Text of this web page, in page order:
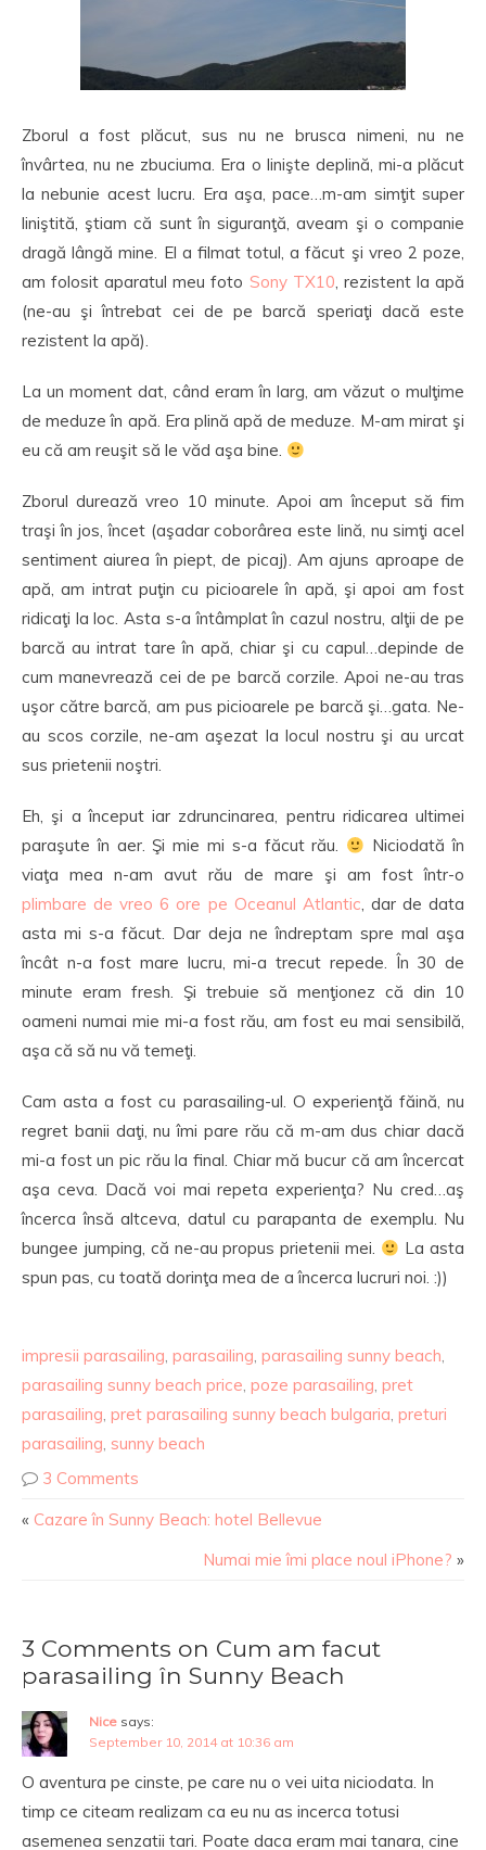
Zborul a fost plăcut, sus nu ne brusca nimeni, nu ne
învârtea, nu ne zbuciuma. Era o linişte deplină, mi-a plăcut
la nebunie acest lucru. Era aşa, pace…m-am simţit super
liniştită, ştiam că sunt în siguranţă, aveam şi o companie
dragă lângă mine. El a filmat totul, a făcut şi vreo 2 poze,
am folosit aparatul meu foto Sony TX10, rezistent la apă
(ne-au şi întrebat cei de pe barcă speriaţi dacă este
rezistent la apă).
La un moment dat, când eram în larg, am văzut o mulţime
de meduze în apă. Era plină apă de meduze. M-am mirat şi
eu că am reuşit să le văd aşa bine.
Zborul durează vreo 10 minute. Apoi am început să fim
traşi în jos, încet (aşadar coborârea este lină, nu simţi acel
sentiment aiurea în piept, de picaj). Am ajuns aproape de
apă, am intrat puţin cu picioarele în apă, şi apoi am fost
ridicaţi la loc. Asta s-a întâmplat în cazul nostru, alţii de pe
barcă au intrat tare în apă, chiar şi cu capul…depinde de
cum manevrează cei de pe barcă corzile. Apoi ne-au tras
uşor către barcă, am pus picioarele pe barcă şi…gata. Ne-
au scos corzile, ne-am aşezat la locul nostru şi au urcat
sus prietenii noştri.
Eh, şi a început iar zdruncinarea, pentru ridicarea ultimei
paraşute în aer. Şi mie mi s-a făcut rău.
Niciodată în
viaţa mea n-am avut rău de mare şi am fost într-o
plimbare de vreo 6 ore pe Oceanul Atlantic, dar de data
asta mi s-a făcut. Dar deja ne îndreptam spre mal aşa
încât n-a fost mare lucru, mi-a trecut repede. În 30 de
minute eram fresh. Şi trebuie să menţionez că din 10
oameni numai mie mi-a fost rău, am fost eu mai sensibilă,
aşa că să nu vă temeţi.
Cam asta a fost cu parasailing-ul. O experienţă făină, nu
regret banii daţi, nu îmi pare rău că m-am dus chiar dacă
mi-a fost un pic rău la final. Chiar mă bucur că am încercat
aşa ceva. Dacă voi mai repeta experienţa? Nu cred…aş
încerca însă altceva, datul cu parapanta de exemplu. Nu
bungee jumping, că ne-au propus prietenii mei.
La asta
spun pas, cu toată dorinţa mea de a încerca lucruri noi. :))
impresii parasailing, parasailing, parasailing sunny beach,
parasailing sunny beach price, poze parasailing, pret
parasailing, pret parasailing sunny beach bulgaria, preturi
parasailing, sunny beach
3 Comments
« Cazare în Sunny Beach: hotel Bellevue
Numai mie îmi place noul iPhone? »
3 Comments on Cum am facut
parasailing în Sunny Beach
Nice says:
September 10, 2014 at 10:36 am
O aventura pe cinste, pe care nu o vei uita niciodata. In
timp ce citeam realizam ca eu nu as incerca totusi
asemenea senzatii tari. Poate daca eram mai tanara, cine